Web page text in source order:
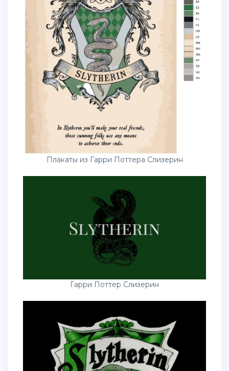
Плакаты из Гарри Поттера Слизерин
Гарри Поттер Слизерин